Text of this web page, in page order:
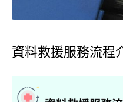
資料救援服務流程